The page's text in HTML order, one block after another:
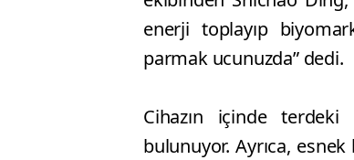
enerji toplayıp
parmak ucunuzda” dedi.
Cihazın içinde terdeki
bulunuyor. Ayrıca,